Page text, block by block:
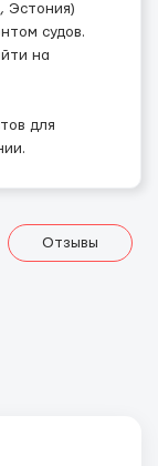
Эстония)
судов.
на
для
Отзывы